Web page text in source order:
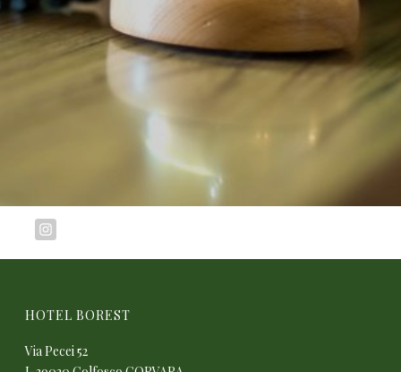
HOTEL BOREST
Via Pecei 52